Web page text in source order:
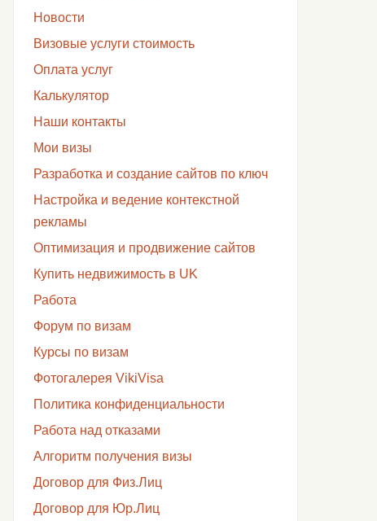
Новости
Визовые услуги стоимость
Оплата услуг
Калькулятор
Наши контакты
Мои визы
Разработка и создание сайтов по ключ
Настройка и ведение контекстной
рекламы
Оптимизация и продвижение сайтов
Купить недвижимость в UK
Работа
Форум по визам
Курсы по визам
Фотогалерея VikiVisa
Политика конфиденциальности
Работа над отказами
Алгоритм получения визы
Договор для Физ.Лиц
Договор для Юр.Лиц